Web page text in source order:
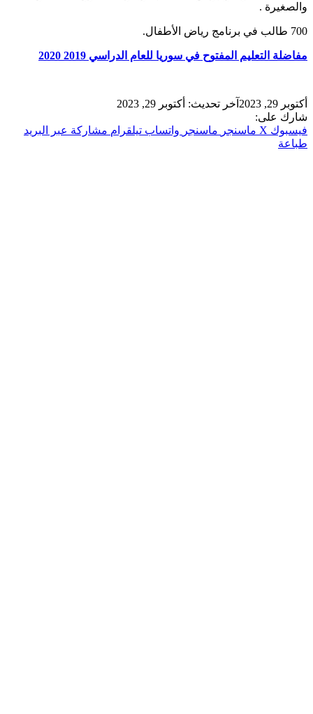
والصغيرة .
700 طالب في برنامج رياض الأطفال.
مفاضلة التعليم المفتوح في سوريا للعام الدراسي 2019 2020
أكتوبر 29, 2023
آخر تحديث: أكتوبر 29, 2023
شارك على:
فيسبوك ‫X ماسنجر ماسنجر واتساب تيلقرام مشاركة عبر البريد
طباعة